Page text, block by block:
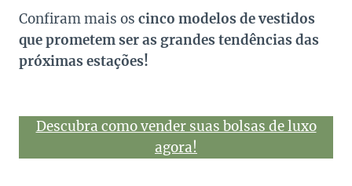
Confiram mais os cinco modelos de vestidos
que prometem ser as grandes tendências das
próximas estações!
Descubra como vender suas bolsas de luxo
agora!